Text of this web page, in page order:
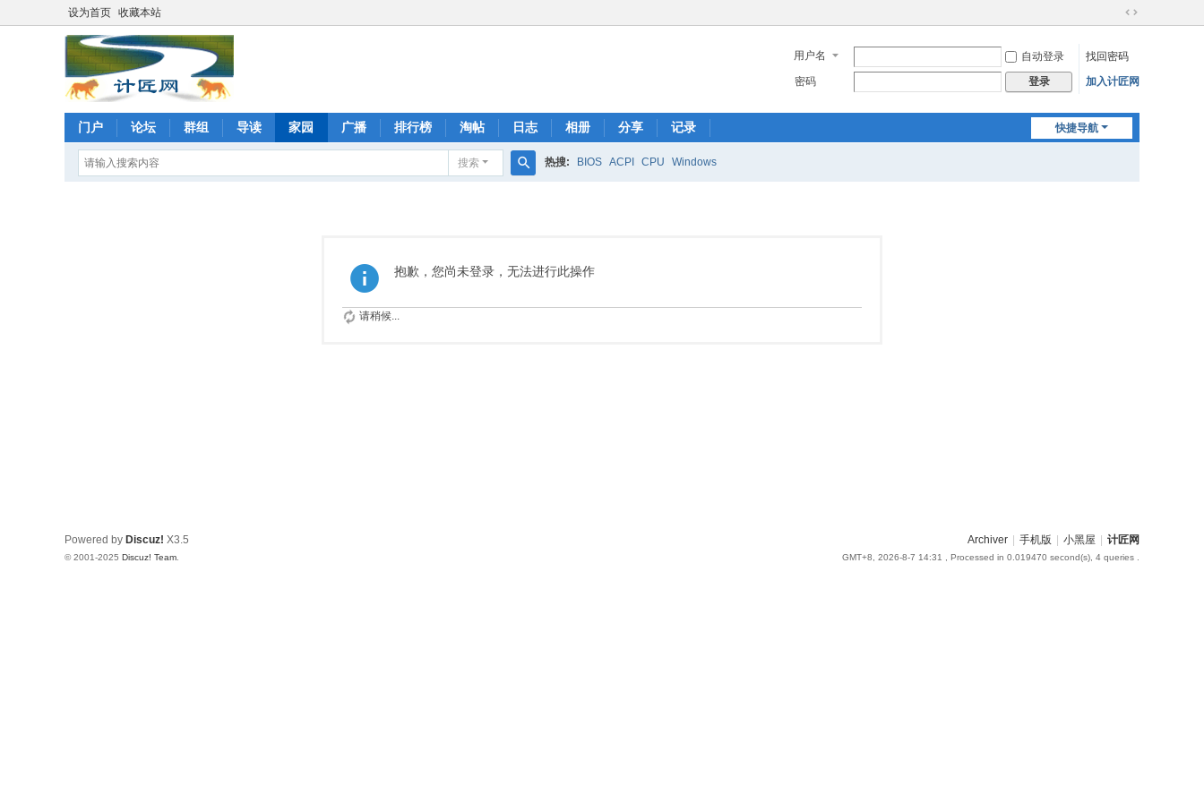
设为首页 收藏本站
切
到
宽
用户名 自动登录
找回密码
密码
登录 加入计匠网
快捷导航
门户 论坛 群组 导读 家园 广播 排行榜 淘帖 日志 相册 分享 记录
搜索 热搜: BIOS ACPI CPU Windows
抱歉，您尚未登录，无法进行此操作
请稍候...
Archiver 手机版 小黑屋 计匠网
GMT+8, 2026-8-7 14:31 , Processed in 0.019470 second(s), 4 queries .
Powered by Discuz! X3.5
© 2001-2025 Discuz! Team